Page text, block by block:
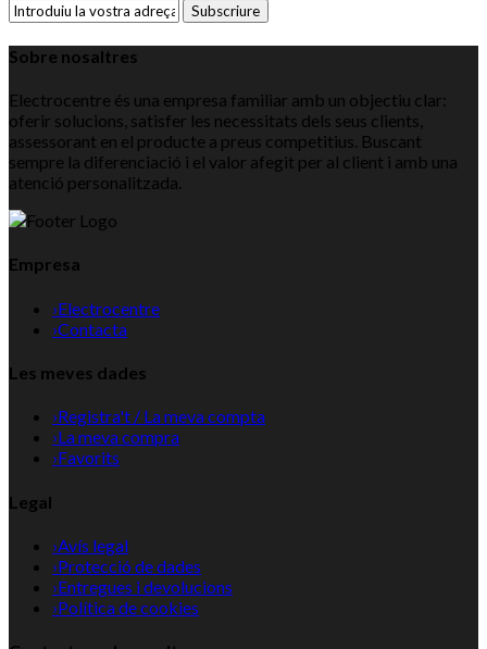
Subscriure
Sobre nosaltres
Electrocentre és una empresa familiar amb un objectiu clar:
oferir solucions, satisfer les necessitats dels seus clients,
assessorant en el producte a preus competitius. Buscant
sempre la diferenciació i el valor afegit per al client i amb una
atenció personalitzada.
Empresa
›Electrocentre
›Contacta
Les meves dades
›Registra't / La meva compta
›La meva compra
›Favorits
Legal
›Avís legal
›Protecció de dades
›Entregues i devolucions
›Política de cookies